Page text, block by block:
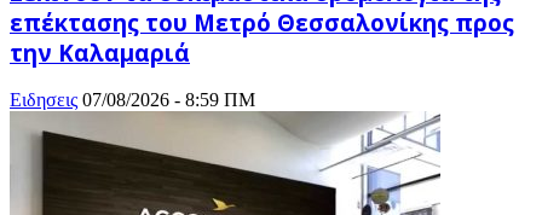
επέκτασης του Μετρό Θεσσαλονίκης προς
την Καλαμαριά
Ειδησεις 07/08/2026 - 8:59 ΠΜ